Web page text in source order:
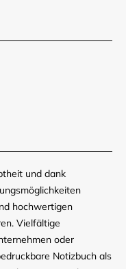
und dank
hochwertigen
Vielfältige
oder
Notizbuch als